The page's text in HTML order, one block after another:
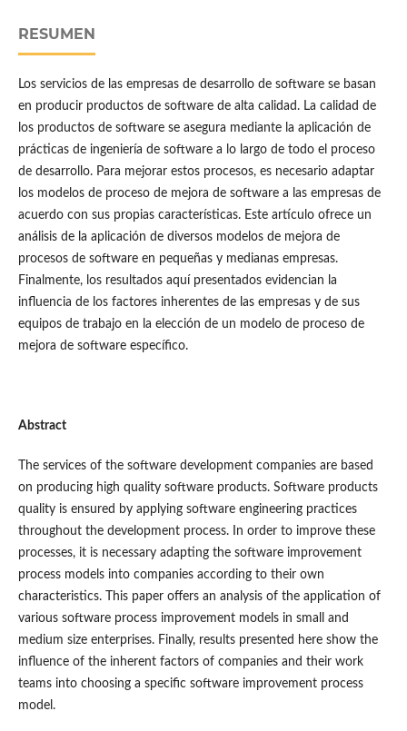
RESUMEN
Los servicios de las empresas de desarrollo de software se basan
en producir productos de software de alta calidad. La calidad de
los productos de software se asegura mediante la aplicación de
prácticas de ingeniería de software a lo largo de todo el proceso
de desarrollo. Para mejorar estos procesos, es necesario adaptar
los modelos de proceso de mejora de software a las empresas de
acuerdo con sus propias características. Este artículo ofrece un
análisis de la aplicación de diversos modelos de mejora de
procesos de software en pequeñas y medianas empresas.
Finalmente, los resultados aquí presentados evidencian la
influencia de los factores inherentes de las empresas y de sus
equipos de trabajo en la elección de un modelo de proceso de
mejora de software específico.
Abstract
The services of the software development companies are based
on producing high quality software products. Software products
quality is ensured by applying software engineering practices
throughout the development process. In order to improve these
processes, it is necessary adapting the software improvement
process models into companies according to their own
characteristics. This paper offers an analysis of the application of
various software process improvement models in small and
medium size enterprises. Finally, results presented here show the
influence of the inherent factors of companies and their work
teams into choosing a specific software improvement process
model.